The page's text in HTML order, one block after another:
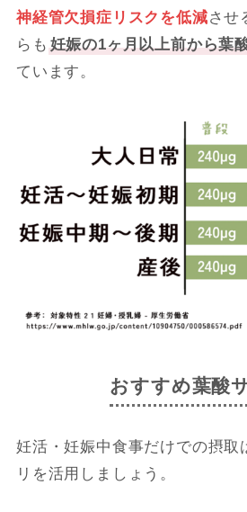
神経管欠損症リスクを低減させ
らも 妊娠の1ヶ月以上前から葉
ています。
おすすめ葉酸
妊活・妊娠中食事だけでの摂取
リを活用しましょう。